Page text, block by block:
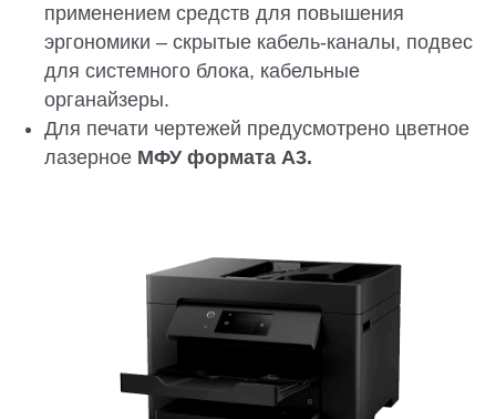
применением средств для повышения
эргономики – скрытые кабель-каналы, подвес
для системного блока, кабельные
органайзеры.
Для печати чертежей предусмотрено цветное
лазерное МФУ формата А3.